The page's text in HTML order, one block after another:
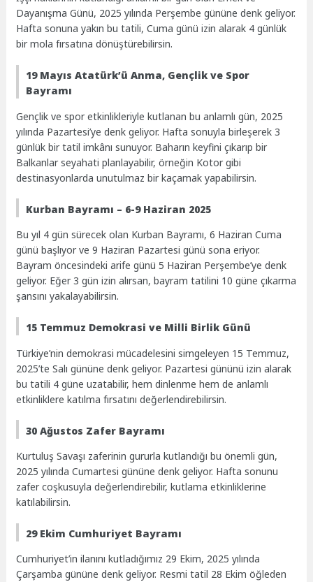
Dayanışma Günü, 2025 yılında Perşembe gününe denk geliyor.
Hafta sonuna yakın bu tatili, Cuma günü izin alarak 4 günlük
bir mola fırsatına dönüştürebilirsin.
19 Mayıs Atatürk’ü Anma, Gençlik ve Spor
Bayramı
Gençlik ve spor etkinlikleriyle kutlanan bu anlamlı gün, 2025
yılında Pazartesi’ye denk geliyor. Hafta sonuyla birleşerek 3
günlük bir tatil imkânı sunuyor. Baharın keyfini çıkarıp bir
Balkanlar seyahati planlayabilir, örneğin Kotor gibi
destinasyonlarda unutulmaz bir kaçamak yapabilirsin.
Kurban Bayramı – 6-9 Haziran 2025
Bu yıl 4 gün sürecek olan Kurban Bayramı, 6 Haziran Cuma
günü başlıyor ve 9 Haziran Pazartesi günü sona eriyor.
Bayram öncesindeki arife günü 5 Haziran Perşembe’ye denk
geliyor. Eğer 3 gün izin alırsan, bayram tatilini 10 güne çıkarma
şansını yakalayabilirsin.
15 Temmuz Demokrasi ve Milli Birlik Günü
Türkiye’nin demokrasi mücadelesini simgeleyen 15 Temmuz,
2025’te Salı gününe denk geliyor. Pazartesi gününü izin alarak
bu tatili 4 güne uzatabilir, hem dinlenme hem de anlamlı
etkinliklere katılma fırsatını değerlendirebilirsin.
30 Ağustos Zafer Bayramı
Kurtuluş Savaşı zaferinin gururla kutlandığı bu önemli gün,
2025 yılında Cumartesi gününe denk geliyor. Hafta sonunu
zafer coşkusuyla değerlendirebilir, kutlama etkinliklerine
katılabilirsin.
29 Ekim Cumhuriyet Bayramı
Cumhuriyet’in ilanını kutladığımız 29 Ekim, 2025 yılında
Çarşamba gününe denk geliyor. Resmi tatil 28 Ekim öğleden